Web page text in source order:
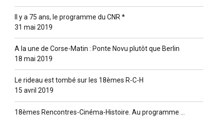
Il y a 75 ans, le programme du CNR *
31 mai 2019
A la une de Corse-Matin : Ponte Novu plutôt que Berlin
18 mai 2019
Le rideau est tombé sur les 18èmes R-C-H
15 avril 2019
18èmes Rencontres-Cinéma-Histoire. Au programme …